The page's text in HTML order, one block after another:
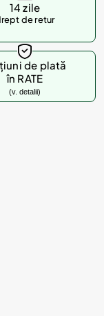
14 zile
de retur
de plată
în RATE
(v. detalii)